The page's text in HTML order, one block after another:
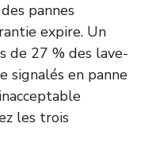
pannes
expire. Un
de 27 % des lave-
signalés en panne
les trois